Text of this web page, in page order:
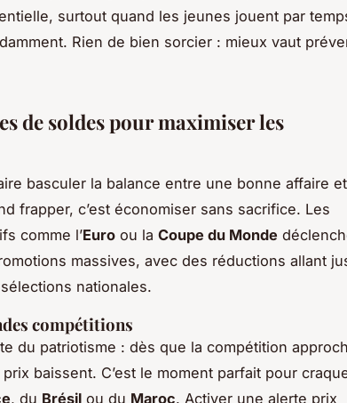
surtout quand les jeunes jouent par
Rien de bien sorcier : mieux vaut
de soldes pour maximiser les
basculer la balance entre une bonne affaire
frapper, c’est économiser sans sacrifice. Les
comme l’Euro ou la Coupe du Monde
massives, avec des réductions allant
nationales.
compétitions
du patriotisme : dès que la compétition
baissent. C’est le moment parfait pour
, du Brésil ou du Maroc. Activer une alerte prix